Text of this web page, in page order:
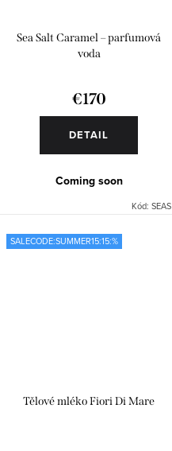
Sea Salt Caramel – parfumová
voda
€170
DETAIL
Coming soon
Kód: SEAS
SALECODE:SUMMER15:15:%
Tělové mléko Fiori Di Mare